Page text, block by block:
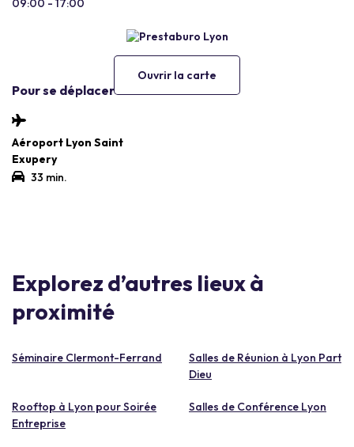
09:00 - 17:00
Ouvrir la carte
Pour se déplacer
Aéroport Lyon Saint
Exupery
33 min.
Explorez d’autres lieux à
proximité
Séminaire Clermont-Ferrand
Salles de Réunion à Lyon Part
Dieu
Rooftop à Lyon pour Soirée
Entreprise
Salles de Conférence Lyon